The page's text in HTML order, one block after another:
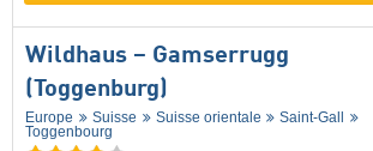
Wildhaus – Gamserrugg
(Toggenburg)
Europe Suisse Suisse orientale
Saint-Gall
Toggenbourg